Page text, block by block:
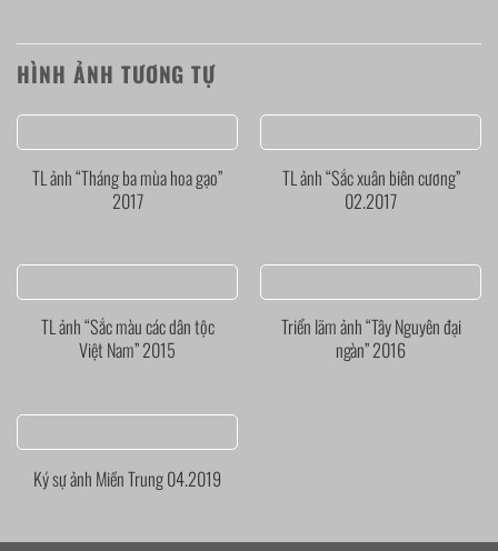
HÌNH ẢNH TƯƠNG TỰ
TL ảnh “Tháng ba mùa hoa gạo”
2017
TL ảnh “Sắc xuân biên cương”
02.2017
TL ảnh “Sắc màu các dân tộc
Việt Nam” 2015
Triển lãm ảnh “Tây Nguyên đại
ngàn” 2016
Ký sự ảnh Miền Trung 04.2019